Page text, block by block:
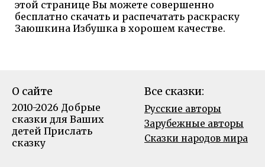
этой странице Вы можете совершенно
бесплатно скачать и распечатать раскраску
Заюшкина Избушка в хорошем качестве.
О сайте
2010-2026 Добрые
сказки для Ваших
детей Прислать
сказку
Все сказки:
Русские авторы
Зарубежные авторы
Сказки народов мира